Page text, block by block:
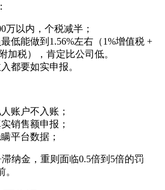
万以内，个税减半⁠；
低能做到1.56%左右（1%增值税 +
加税），肯定比公司低⁠。
都要如实申报⁠。
账户不入账⁠；
销售额申报⁠；
平台数据⁠；
纳金，重则面临0.5倍到5倍的罚